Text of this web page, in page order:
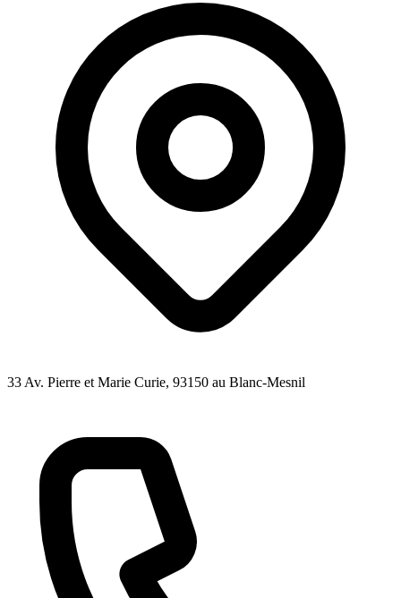
33 Av. Pierre et Marie Curie, 93150 au Blanc-Mesnil